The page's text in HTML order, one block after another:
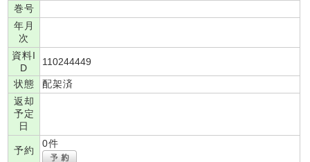
巻号
年月
次
資料I
D
110244449
状態
配架済
返却
予定
日
予約
0件